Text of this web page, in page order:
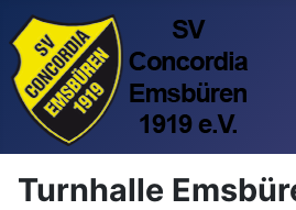
Turnhalle